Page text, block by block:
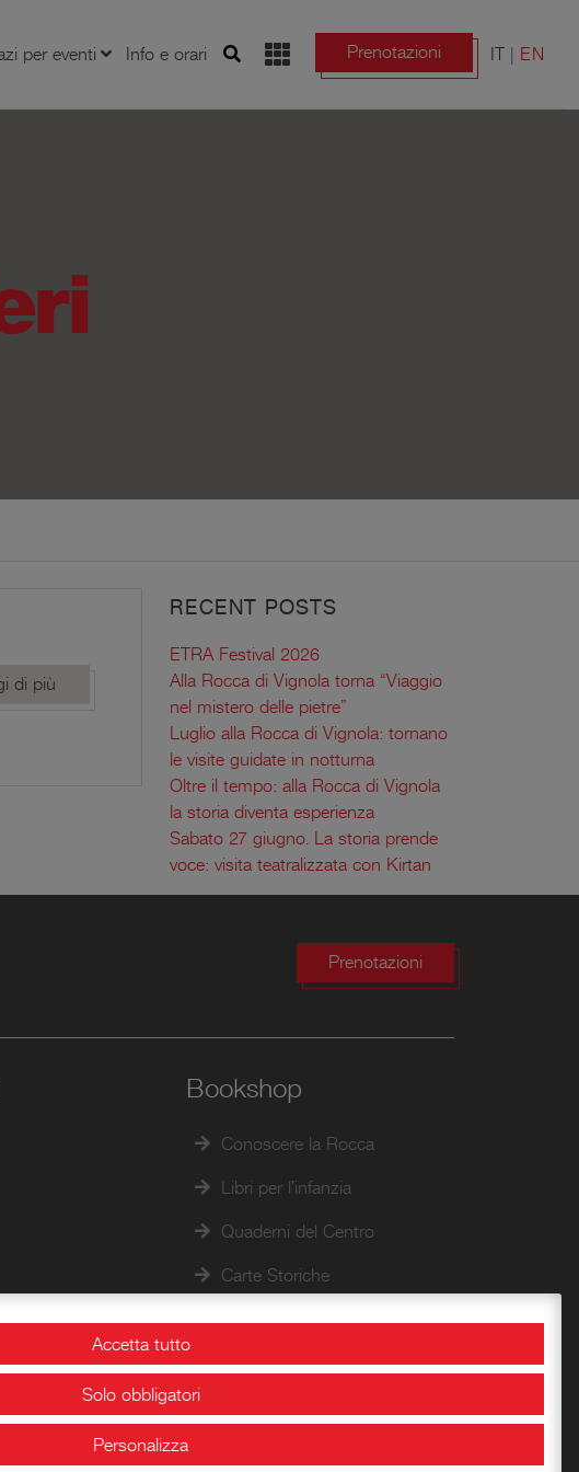
per eventi Info e orari Prenotazioni IT EN
di più
RECENT POSTS
ETRA Festival 2026
Alla Rocca di Vignola torna “Viaggio
nel mistero delle pietre”
Luglio alla Rocca di Vignola: tornano
le visite guidate in notturna
Oltre il tempo: alla Rocca di Vignola
la storia diventa esperienza
Sabato 27 giugno. La storia prende
voce: visita teatralizzata con Kirtan
Prenotazioni
Bookshop
Conoscere la Rocca
Libri per l’infanzia
Quaderni del Centro
Carte Storiche
Accetta tutto
Solo obbligatori
Personalizza